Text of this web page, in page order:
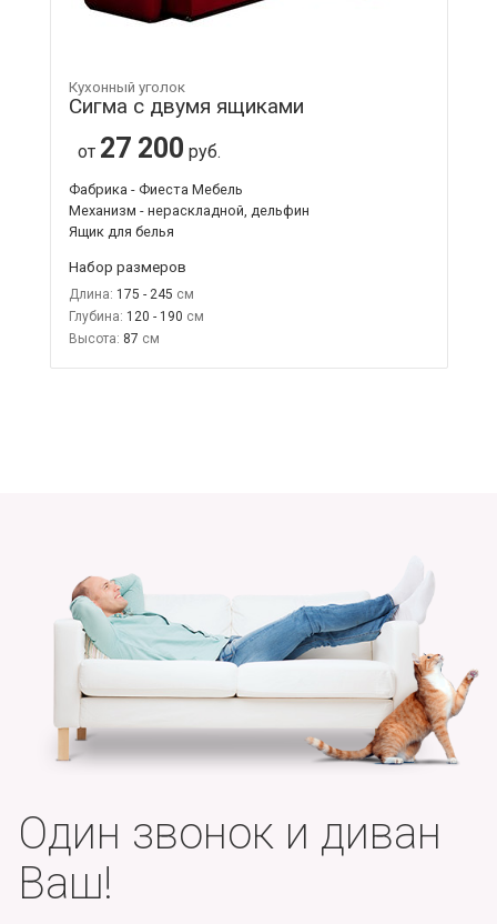
Кухонный уголок
Сигма с двумя ящиками
от 27 200 руб.
Фабрика - Фиеста Мебель
Механизм - нераскладной, дельфин
Ящик для белья
Набор размеров
Длина: 175 - 245
Глубина: 120 - 190
Высота: 87
Один звонок и диван
Ваш!